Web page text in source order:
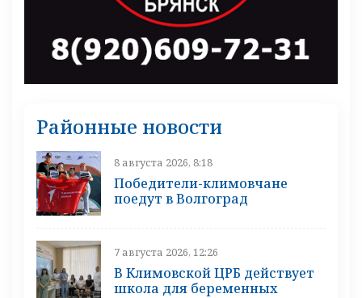
Районные новости
8 августа 2026, 8:18
Победители-климовчане
поедут в Волгоград
7 августа 2026, 12:26
В Климовской ЦРБ действует
школа для беременных